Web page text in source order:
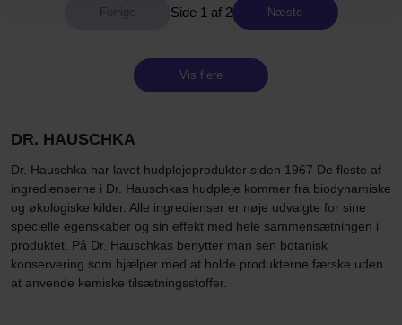
Side 1 af 2 Næste
Vis flere
DR. HAUSCHKA
Dr. Hauschka har lavet hudplejeprodukter siden 1967 De fleste af
ingredienserne i Dr. Hauschkas hudpleje kommer fra biodynamiske
og økologiske kilder. Alle ingredienser er nøje udvalgte for sine
specielle egenskaber og sin effekt med hele sammensætningen i
produktet. På Dr. Hauschkas benytter man sen botanisk
konservering som hjælper med at holde produkterne færske uden
at anvende kemiske tilsætningsstoffer.